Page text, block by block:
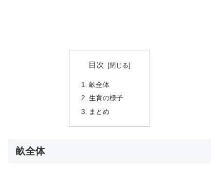
目次
畝全体
生育の様子
まとめ
畝全体